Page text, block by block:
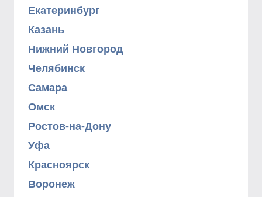
Екатеринбург
Казань
Нижний Новгород
Челябинск
Самара
Омск
Ростов-на-Дону
Уфа
Красноярск
Воронеж